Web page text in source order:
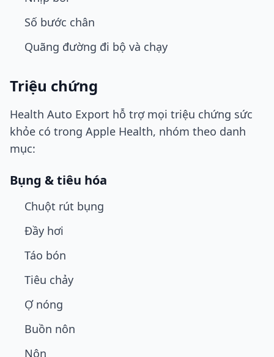
Số bước chân
Quãng đường đi bộ và chạy
Triệu chứng
Health Auto Export hỗ trợ mọi triệu chứng sức
khỏe có trong Apple Health, nhóm theo danh
mục:
Bụng & tiêu hóa
Chuột rút bụng
Đầy hơi
Táo bón
Tiêu chảy
Ợ nóng
Buồn nôn
Nôn